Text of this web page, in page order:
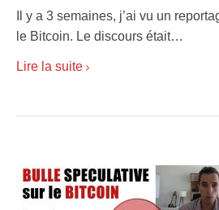
Il y a 3 semaines, j’ai vu un
le Bitcoin. Le discours était…
Lire la suite